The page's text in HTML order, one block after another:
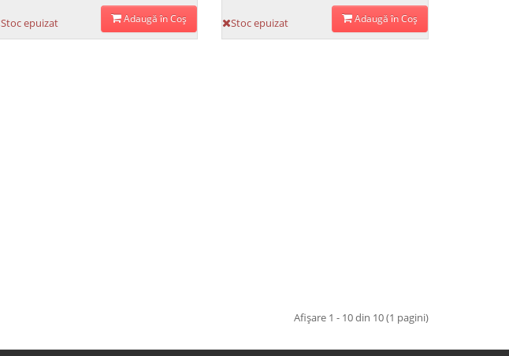
Stoc epuizat Adaugă în Coş Stoc epuizat Adaugă în Coş
Afişare 1 - 10 din 10 (1 pagini)